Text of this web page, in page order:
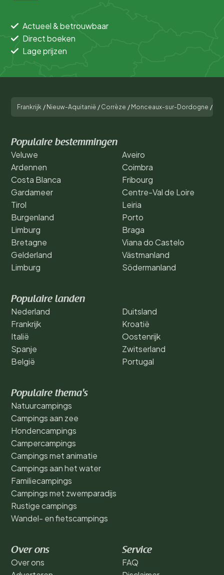
Actueel & betrouwbaar
Direct boeken
Lage prijzen
Frankrijk / Nieuw-Aquitanië / Corrèze / Monceaux-sur-Dordogne /
Populaire bestemmingen
Veluwe
Ardennen
Costa Blanca
Gardameer
Tirol
Burgenland
Limburg
Bretagne
Gelderland
Limburg
Aveiro
Coimbra
Fribourg
Centre-Val de Loire
Leiria
Porto
Braga
Viana do Castelo
Västmanland
Södermanland
Populaire landen
Nederland
Frankrijk
Italië
Spanje
België
Duitsland
Kroatië
Oostenrijk
Zwitserland
Portugal
Populaire thema's
Natuurcampings
Campings aan zee
Hondencampings
Campercampings
Campings met animatie
Campings aan het water
Familiecampings
Campings met zwemparadijs
Rustige campings
Wandel- en fietscampings
Over ons
Over ons
Service
FAQ